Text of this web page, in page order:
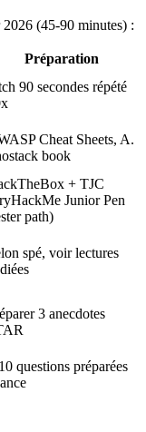
(45-90 minutes) :
Préparation
90 secondes répété
Cheat Sheets, A.
book
+ TJC
Junior Pen
path)
spé, voir lectures
3 anecdotes
questions préparées